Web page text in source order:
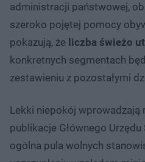
administracji państwowej,
szeroko pojętej pomocy
pokazują, że liczba świeżo
konkretnych segmentach
zestawieniu z pozostałymi
Lekki niepokój wprowadzają
publikacje Głównego
ogólna pula wolnych